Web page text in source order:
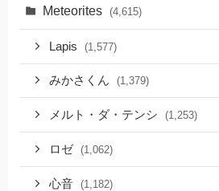
Meteorites (4,615)
Lapis (1,577)
みかさくん (1,379)
メルト・ダ・テンシ (1,253)
ロゼ (1,062)
心音 (1,182)